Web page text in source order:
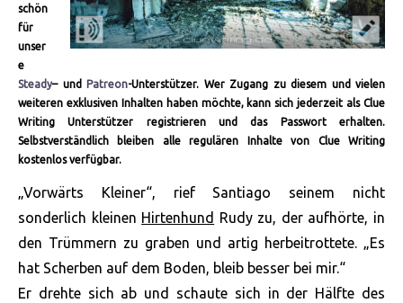
schön
für
unser
e
Steady– und Patreon-Unterstützer. Wer Zugang zu diesem und vielen
weiteren exklusiven Inhalten haben möchte, kann sich jederzeit als Clue
Writing Unterstützer registrieren und das Passwort erhalten.
Selbstverständlich bleiben alle regulären Inhalte von Clue Writing
kostenlos verfügbar.
„Vorwärts Kleiner“, rief Santiago seinem nicht
sonderlich kleinen Hirtenhund Rudy zu, der aufhörte, in
den Trümmern zu graben und artig herbeitrottete. „Es
hat Scherben auf dem Boden, bleib besser bei mir.“
Er drehte sich ab und schaute sich in der Hälfte des